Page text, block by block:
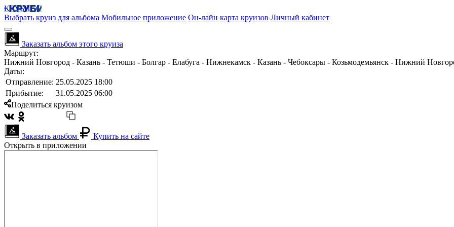
КРУБИСС
Выбрать круиз для альбома Мобильное приложение Он-лайн карта круизов Личный кабинет
Заказать альбом этого круиза
Маршрут:
Нижний Новгород - Казань - Тетюши - Болгар - Елабуга - Нижнекамск - Казань - Чебоксары - Козьмодемьянск - Нижний
Даты:
Отправление: 25.05.2025 18:00
Прибытие:
31.05.2025 06:00
Поделиться круизом
Заказать альбом
Купить на сайте
Открыть в приложении